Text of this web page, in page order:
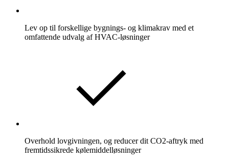
Lev op til forskellige bygnings- og klimakrav med et
omfattende udvalg af HVAC-løsninger
Overhold lovgivningen, og reducer dit CO2-aftryk med
fremtidssikrede kølemiddelløsninger